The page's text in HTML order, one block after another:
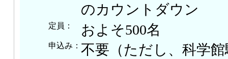
のカウントダウン
定員： およそ500名
申込み： 不要（ただし、科学